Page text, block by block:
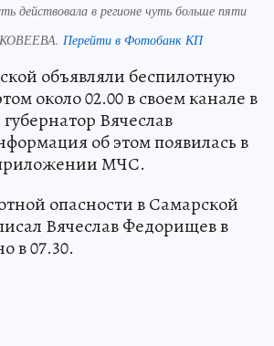
действовала в регионе чуть больше пяти
Перейти в Фотобанк КП
объявляли беспилотную
около 02.00 в своем канале в
Вячеслав
об этом появилась в
МЧС.
опасности в Самарской
Вячеслав Федорищев в
в 07.30.